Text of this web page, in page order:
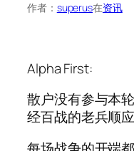
作者： superus在资讯
Alpha First:
散户没有参与本
经百战的老兵顺